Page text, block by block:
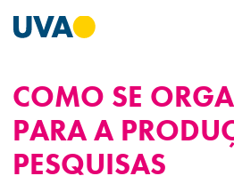
A UVA
CURSOS
COMO SE
PARA A
PESQUISAS